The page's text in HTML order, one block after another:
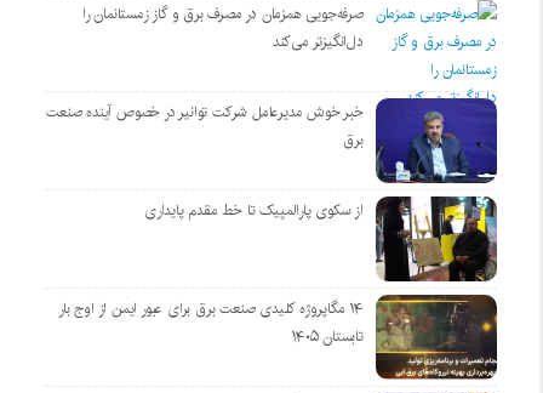
صرفه‌جویی همزمان در مصرف برق و گاز زمستانمان را
دل‌انگیزتر می‌کند
خبر خوش مدیرعامل شرکت توانیر در خصوص آینده صنعت
برق
از سکوی پارالمپیک تا خط مقدم پایداری
۱۴ مگاپروژه‌ کلیدی صنعت برق برای عبور ایمن از اوج بار
تابستان ۱۴۰۵